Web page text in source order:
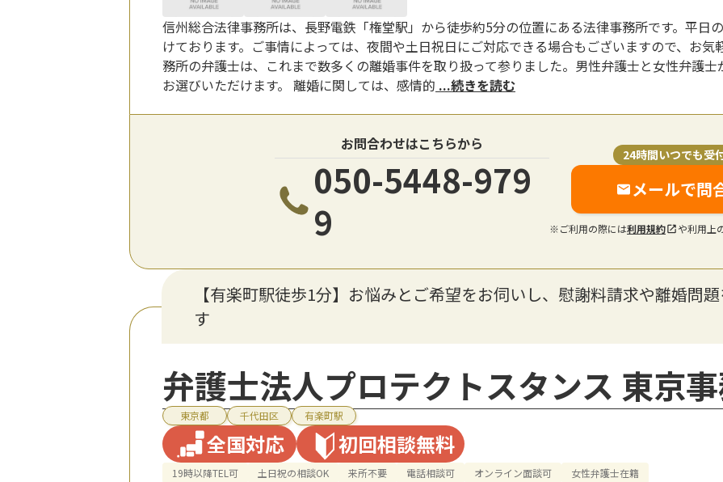
信州総合法律事務所は、長野電鉄「権堂駅」から徒歩約5分の位置にある法律事務所です。平日
けております。ご事情によっては、夜間や土日祝日にご対応できる場合もございますので、お
務所の弁護士は、これまで数多くの離婚事件を取り扱って参りました。男性弁護士と女性弁護
お選びいただけます。 離婚に関しては、感情的 ...続きを読む
お問合わせはこちらから
050-5448-979
9
24時間いつでも受
メールで問
※ご利用の際には利用規約 や利用上
【有楽町駅徒歩1分】お悩みとご希望をお伺いし、慰謝料請求や離婚問
す
弁護士法人プロテクトスタンス 東京
東京都 千代田区 有楽町駅
全国対応 初回相談無料
19時以降TEL可 土日祝の相談OK 来所不要 電話相談可 オンライン面談可 女性弁護士在籍